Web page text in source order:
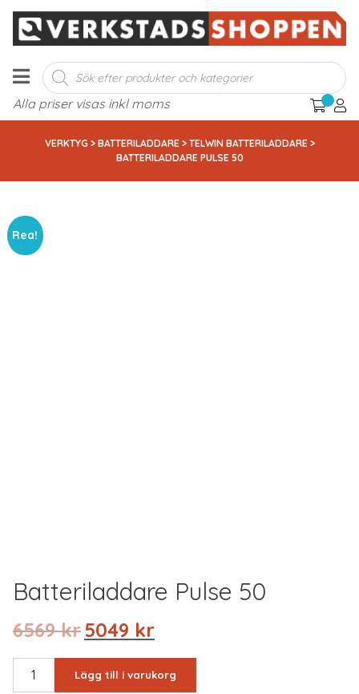
Alla priser visas inkl moms
Produktsökning
VERKTYG> BATTERILADDARE > TELWIN BATTERILADDARE >
BATTERILADDARE PULSE 50
Rea!
Batteriladdare Pulse 50
6569kr Det
ursprungliga
priset
var:
5049 krDet
nuvarande
priset
är:
Lägg till i varukorg